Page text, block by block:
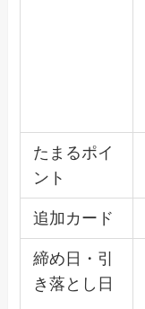
たまるポイ
ント
追加カード
締め日・引
き落とし日